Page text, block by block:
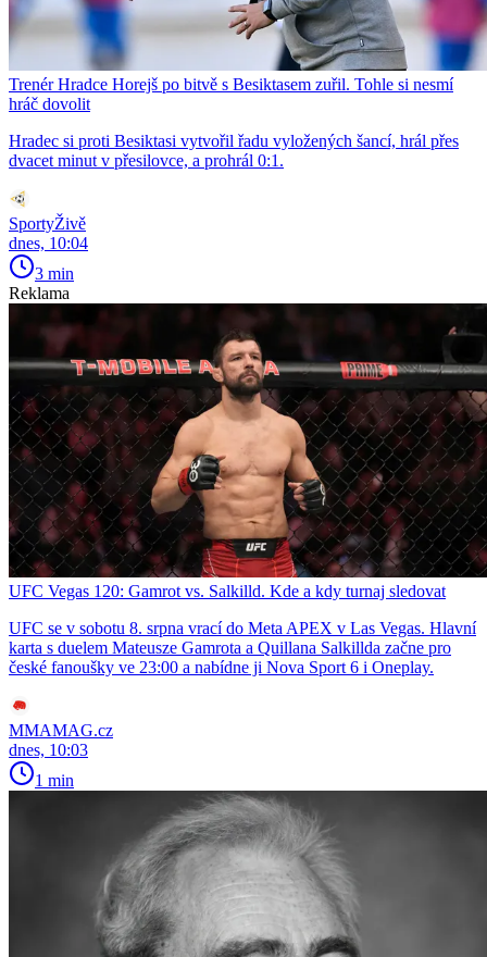
Trenér Hradce Horejš po bitvě s Besiktasem zuřil. Tohle si nesmí
hráč dovolit
Hradec si proti Besiktasi vytvořil řadu vyložených šancí, hrál přes
dvacet minut v přesilovce, a prohrál 0:1.
SportyŽivě
dnes, 10:04
3 min
Reklama
UFC Vegas 120: Gamrot vs. Salkilld. Kde a kdy turnaj sledovat
UFC se v sobotu 8. srpna vrací do Meta APEX v Las Vegas. Hlavní
karta s duelem Mateusze Gamrota a Quillana Salkillda začne pro
české fanoušky ve 23:00 a nabídne ji Nova Sport 6 i Oneplay.
MMAMAG.cz
dnes, 10:03
1 min